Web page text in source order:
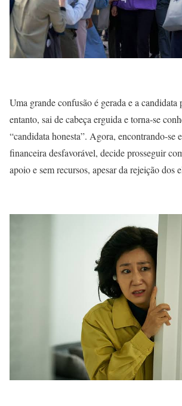
Uma grande confusão é gerada e a candidata
entanto, sai de cabeça erguida e torna-se
“candidata honesta”. Agora, encontrando-se
financeira desfavorável, decide prosseguir
apoio e sem recursos, apesar da rejeição dos